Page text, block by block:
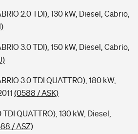
2.0 TDI), 130 kW, Diesel, Cabrio,
3.0 TDI), 150 kW, Diesel, Cabrio,
3.0 TDI QUATTRO), 180 kW,
(0588 / ASK)
QUATTRO), 130 kW, Diesel,
/ ASZ)